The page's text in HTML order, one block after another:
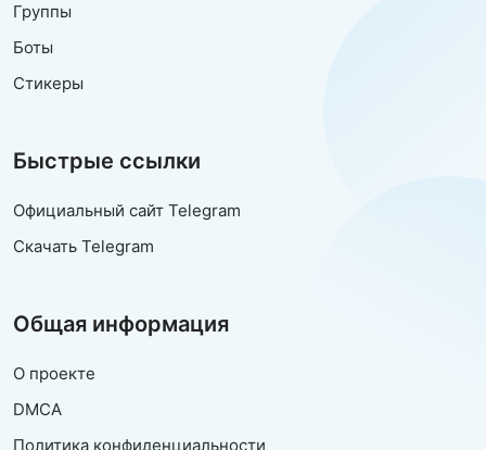
Группы
Боты
Стикеры
Быстрые ссылки
Официальный сайт Telegram
Скачать Telegram
Общая информация
О проекте
DMCA
Политика конфиденциальности